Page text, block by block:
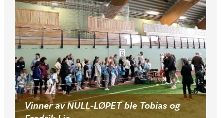
Vinner av NULL-LØPET ble Tobias og